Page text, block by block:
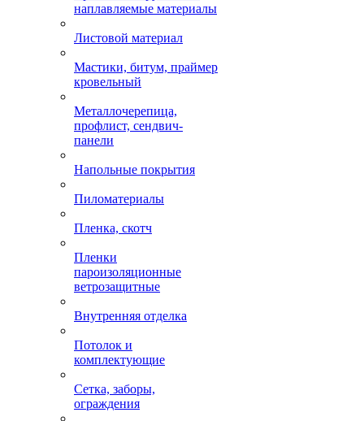
наплавляемые материалы
Листовой материал
Мастики, битум, праймер
кровельный
Металлочерепица,
профлист, сендвич-
панели
Напольные покрытия
Пиломатериалы
Пленка, скотч
Пленки
пароизоляционные
ветрозащитные
Внутренняя отделка
Потолок и
комплектующие
Сетка, заборы,
ограждения